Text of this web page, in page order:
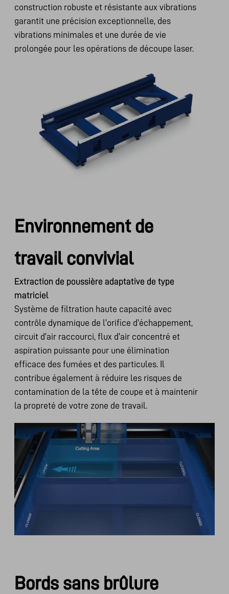
construction robuste et résistante aux vibrations
garantit une précision exceptionnelle, des
vibrations minimales et une durée de vie
prolongée pour les opérations de découpe laser.
Environnement de
travail convivial
Extraction de poussière adaptative de type
matriciel
Système de filtration haute capacité avec
contrôle dynamique de l'orifice d'échappement,
circuit d'air raccourci, flux d'air concentré et
aspiration puissante pour une élimination
efficace des fumées et des particules. Il
contribue également à réduire les risques de
contamination de la tête de coupe et à maintenir
la propreté de votre zone de travail.
Bords sans brûlure